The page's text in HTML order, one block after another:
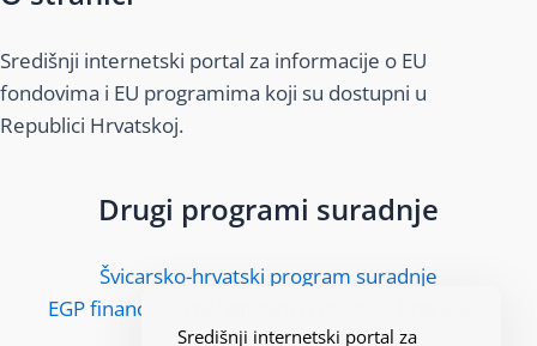
Središnji internetski portal za informacije o EU
fondovima i EU programima koji su dostupni u
Republici Hrvatskoj.
Drugi programi suradnje
Švicarsko-hrvatski program suradnje
EGP financijski mehanizam i Norveški financijski
Središnji internetski portal za